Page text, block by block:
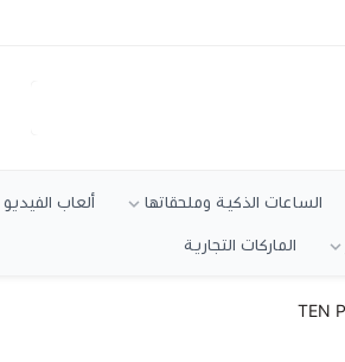
الساعات الذكية وملحقاتها ألعاب
الماركات التجارية